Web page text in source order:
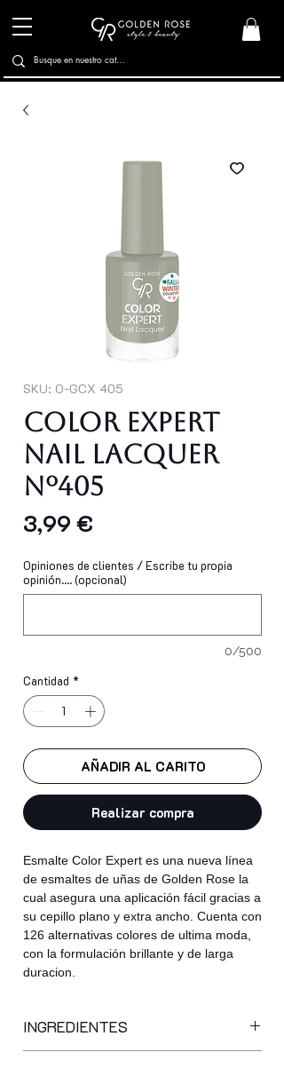
SKU: O-GCX 405
Color Expert
Nail Lacquer
Nº405
3,99 €
Opiniones de clientes / Escribe tu propia
opinión.... (opcional)
0/500
Cantidad *
AÑADIR AL CARITO
Realizar compra
Esmalte Color Expert es una nueva línea
de esmaltes de uñas de Golden Rose la
cual asegura una aplicación fácil gracias a
su cepillo plano y extra ancho. Cuenta con
126 alternativas colores de ultima moda,
con la formulación brillante y de larga
duracion.
INGREDIENTES